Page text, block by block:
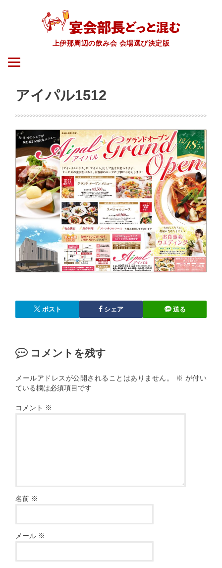
上伊那周辺の飲み会 会場選び決定版
アイパル1512
ポスト シェア 送る
コメントを残す
メールアドレスが公開されることはありません。 ※ が付い
ている欄は必須項目です
コメント ※
名前 ※
メール ※